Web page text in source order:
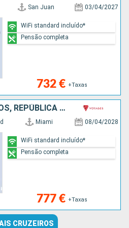
San Juan 03/04/2027
732 € +Taxas
WiFi standard incluído*
Pensão completa
ILHAS TURCAS E CAICOS, REPÚBLICA DOMINICANA, BAHAMAS, ESTADOS UNIDOS
Miami 08/04/2028
777 € +Taxas
WiFi standard incluído*
Pensão completa
CRUZEIROS